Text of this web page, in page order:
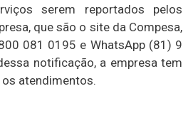
serem reportados pelos
que são o site da Compesa,
081 0195 e WhatsApp (81) 9
notificação, a empresa tem
atendimentos.